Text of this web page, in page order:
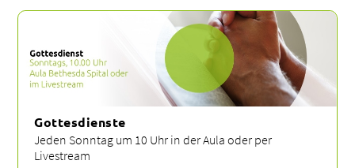
Gottesdienste
Jeden Sonntag um 10 Uhr in der Aula oder per
Livestream